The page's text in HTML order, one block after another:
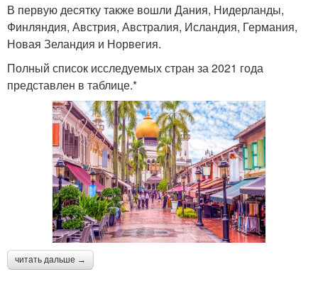
В первую десятку также вошли Дания, Нидерланды,
Финляндия, Австрия, Австралия, Исландия, Германия,
Новая Зеландия и Норвегия.
Полный список исследуемых стран за 2021 года
представлен в таблице.*
читать дальше →